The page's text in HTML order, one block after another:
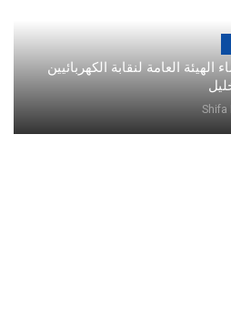
العامة لنقابة الكهربائيين
Shifa